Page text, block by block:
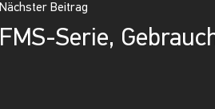
Nächster Beitrag
FMS-Serie,